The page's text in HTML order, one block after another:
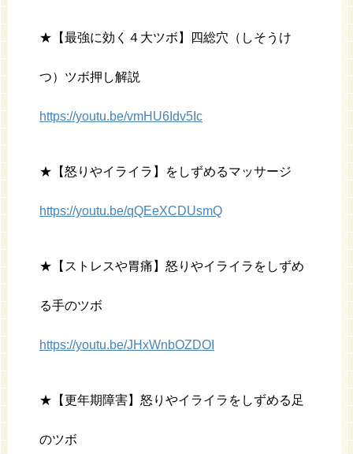
★【最強に効く４大ツボ】四総穴（しそうけ
つ）ツボ押し解説
https://youtu.be/vmHU6Idv5Ic
★【怒りやイライラ】をしずめるマッサージ
https://youtu.be/qQEeXCDUsmQ
★【ストレスや胃痛】怒りやイライラをしずめ
る手のツボ
https://youtu.be/JHxWnbOZDOI
★【更年期障害】怒りやイライラをしずめる足
のツボ